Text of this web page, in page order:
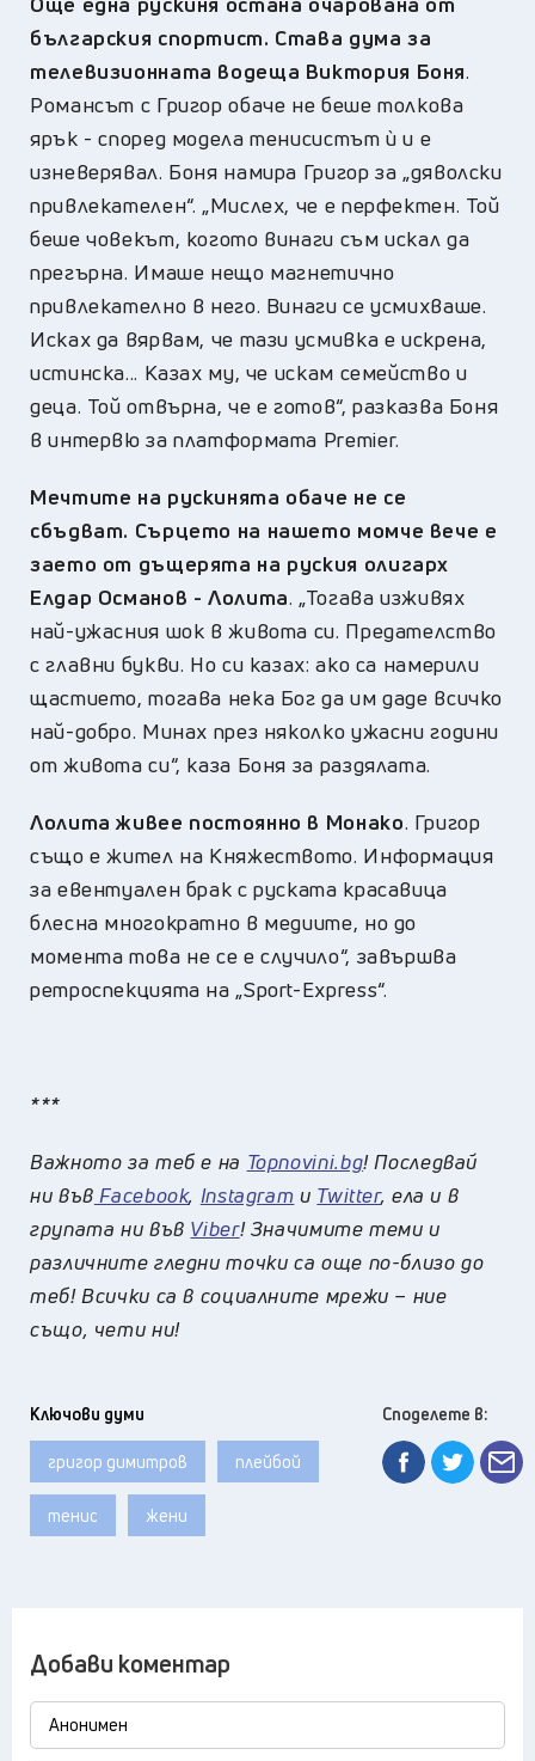
българския спортист. Става дума за
телевизионната водеща Виктория Боня.
Романсът с Григор обаче не беше толкова
ярък - според модела тенисистът ѝ и е
изневерявал. Боня намира Григор за „дяволски
привлекателен“. „Мислех, че е перфектен. Той
беше човекът, когото винаги съм искал да
прегърна. Имаше нещо магнетично
привлекателно в него. Винаги се усмихваше.
Исках да вярвам, че тази усмивка е искрена,
истинска... Казах му, че искам семейство и
деца. Той отвърна, че е готов“, разказва Боня
в интервю за платформата Premier.
Мечтите на рускинята обаче не се
сбъдват. Сърцето на нашето момче вече е
заето от дъщерята на руския олигарх
Елдар Османов - Лолита. „Тогава изживях
най-ужасния шок в живота си. Предателство
с главни букви. Но си казах: ако са намерили
щастието, тогава нека Бог да им даде всичко
най-добро. Минах през няколко ужасни години
от живота си“, каза Боня за раздялата.
Лолита живее постоянно в Монако. Григор
също е жител на Княжеството. Информация
за евентуален брак с руската красавица
блесна многократно в медиите, но до
момента това не се е случило“, завършва
ретроспекцията на „Sport-Express“.
***
Важното за теб е на Topnovini.bg! Последвай
ни във Facebook, Instagram и Twitter, ела и в
групата ни във Viber! Значимите теми и
различните гледни точки са още по-близо до
теб! Всички са в социалните мрежи – ние
също, чети ни!
Ключови думи
григор димитров плейбой
тенис жени
Споделете в:
Добави коментар